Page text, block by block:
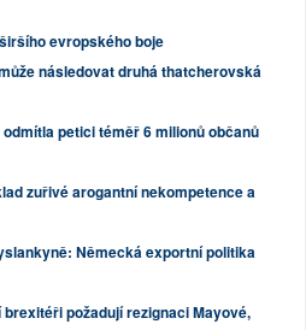
evropského boje
následovat druhá thatcherovská
petici téměř 6 milionů občanů
zuřivé arogantní nekompetence a
Německá exportní politika
požadují rezignaci Mayové,